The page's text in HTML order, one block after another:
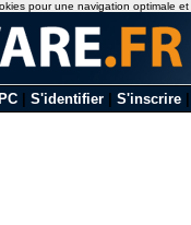
PC S'identifier S'inscrire
pour une navigation optimale